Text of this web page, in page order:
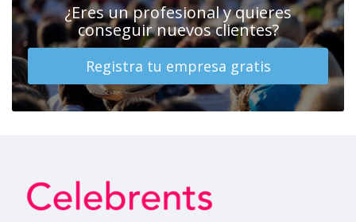
¿Eres un profesional y quieres
conseguir nuevos clientes?
Registra tu empresa gratis